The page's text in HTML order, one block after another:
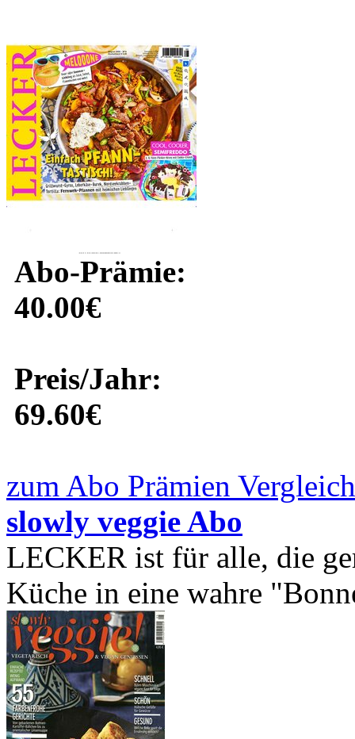
Abo-Prämie:
40.00€
Preis/Jahr:
69.60€
zum Abo Prämien
slowly veggie Abo
LECKER ist für alle, die
Küche in eine wahre